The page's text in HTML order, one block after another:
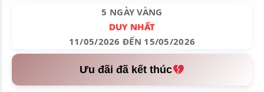
5 NGÀY VÀNG
DUY NHẤT
11/05/2026 ĐẾN 15/05/2026
Ưu đãi đã kết thúc